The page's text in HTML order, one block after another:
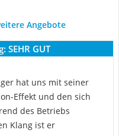
Angebote
SEHR GUT
hat uns mit seiner
Effekt und den sich
des Betriebs
Klang ist er